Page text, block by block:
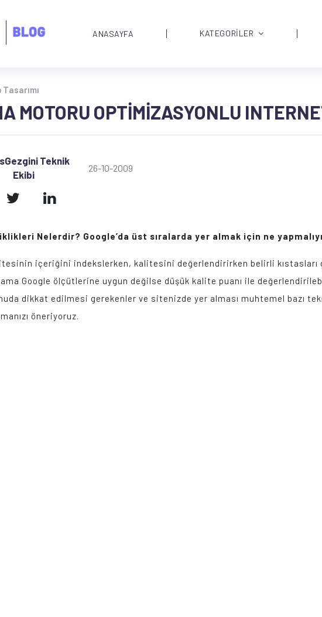
ANASAYFA KATEGORİLER
Tasarımı
MOTORU OPTIMIZASYONLU
Teknik
Ekibi
26-10-2009
Nelerdir? Google’da üst sıralarda yer almak için ne
içeriğini indekslerken, kalitesini değerlendirirken belirli kıstasları
Google ölçütlerine uygun değilse düşük kalite puanı ile
dikkat edilmesi gerekenler ve sitenizde yer alması muhtemel bazı
öneriyoruz.